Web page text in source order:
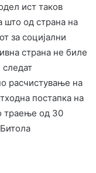
ист таков
што од страна на
за социјални
страна не биле
расчистување на
постапка на
траење од 30